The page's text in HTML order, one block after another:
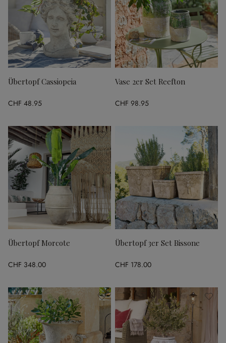
Übertopf Cassiopeia
CHF 48.95
Vase 2er Set Reefton
CHF 98.95
Übertopf Morcote
CHF 348.00
Übertopf 3er Set Bissone
CHF 178.00